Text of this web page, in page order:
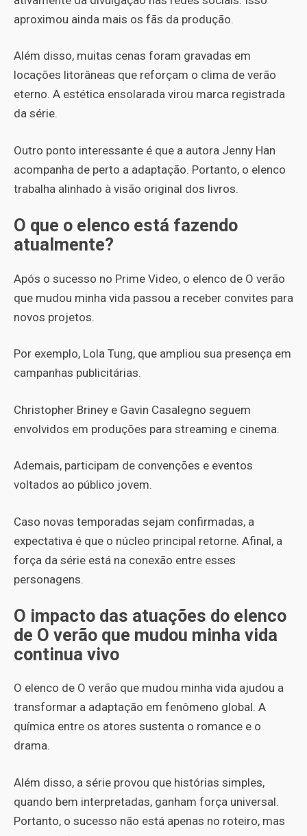
aproximou ainda mais os fãs da produção.
Além disso, muitas cenas foram gravadas em
locações litorâneas que reforçam o clima de verão
eterno. A estética ensolarada virou marca registrada
da série.
Outro ponto interessante é que a autora Jenny Han
acompanha de perto a adaptação. Portanto, o elenco
trabalha alinhado à visão original dos livros.
O que o elenco está fazendo
atualmente?
Após o sucesso no Prime Video, o elenco de O verão
que mudou minha vida passou a receber convites para
novos projetos.
Por exemplo, Lola Tung, que ampliou sua presença em
campanhas publicitárias.
Christopher Briney e Gavin Casalegno seguem
envolvidos em produções para streaming e cinema.
Ademais, participam de convenções e eventos
voltados ao público jovem.
Caso novas temporadas sejam confirmadas, a
expectativa é que o núcleo principal retorne. Afinal, a
força da série está na conexão entre esses
personagens.
O impacto das atuações do elenco
de O verão que mudou minha vida
continua vivo
O elenco de O verão que mudou minha vida ajudou a
transformar a adaptação em fenômeno global. A
química entre os atores sustenta o romance e o
drama.
Além disso, a série provou que histórias simples,
quando bem interpretadas, ganham força universal.
Portanto, o sucesso não está apenas no roteiro, mas